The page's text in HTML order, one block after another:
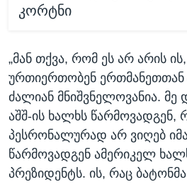
კორტნი
„მან თქვა, რომ ეს არ არის
ურთიერთობენ ერთმანეთთან
ძალიან მნიშვნელოვანია.
აშშ-ის ხალხს
პესრონალურად არ ვიღებ
წარმოვადგენ ამერიკელ
პრეზიდენტს. ის, რაც